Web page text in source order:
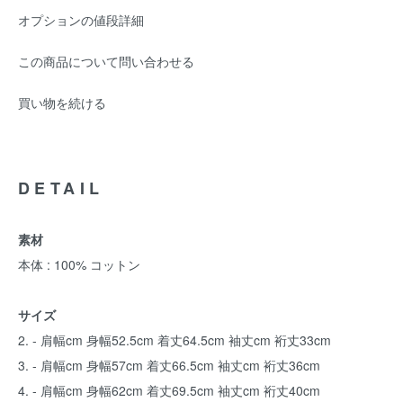
オプションの値段詳細
この商品について問い合わせる
買い物を続ける
DETAIL
素材
本体 : 100% コットン
サイズ
2. - 肩幅cm 身幅52.5cm 着丈64.5cm 袖丈cm 裄丈33cm
3. - 肩幅cm 身幅57cm 着丈66.5cm 袖丈cm 裄丈36cm
4. - 肩幅cm 身幅62cm 着丈69.5cm 袖丈cm 裄丈40cm